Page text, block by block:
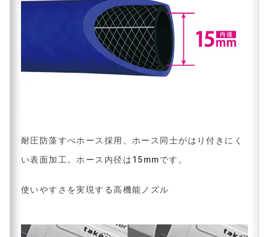
耐圧防藻すべホース採用。ホース同士がはり付きにく
い表面加工。ホース内径は15mmです。
使いやすさを実現する高機能ノズル